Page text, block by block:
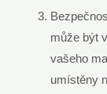
může být
vašeho
umístěny